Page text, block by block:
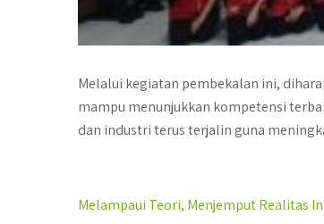
Melalui kegiatan pembekalan ini,
mampu menunjukkan kompetensi
dan industri terus terjalin guna
Post
Melampaui Teori, Menjemput Realitas